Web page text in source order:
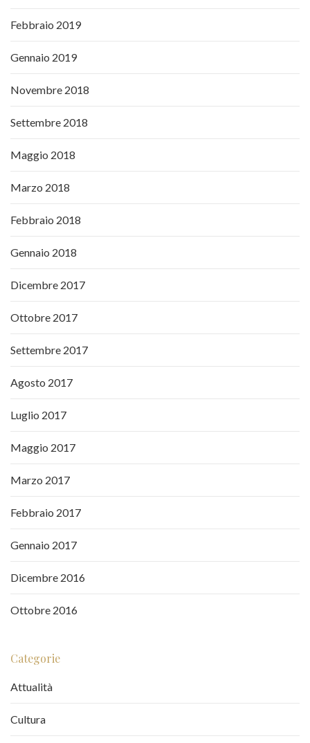
Febbraio 2019
Gennaio 2019
Novembre 2018
Settembre 2018
Maggio 2018
Marzo 2018
Febbraio 2018
Gennaio 2018
Dicembre 2017
Ottobre 2017
Settembre 2017
Agosto 2017
Luglio 2017
Maggio 2017
Marzo 2017
Febbraio 2017
Gennaio 2017
Dicembre 2016
Ottobre 2016
Categorie
Attualità
Cultura